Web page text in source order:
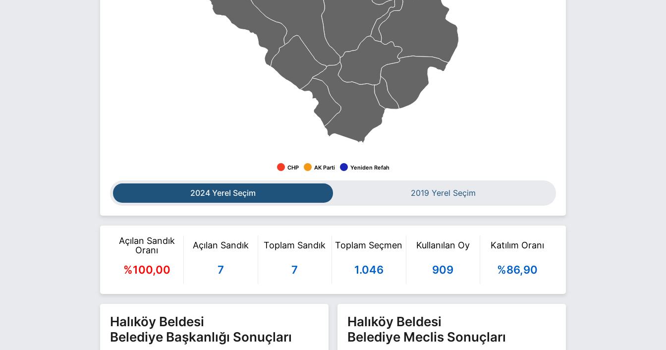
CHP AK Parti Yeniden Refah
2024 Yerel Seçim 2019 Yerel Seçim
Açılan Sandık
Oranı
%100,00
Açılan Sandık
7
Toplam Sandık
7
Toplam Seçmen
1.046
Kullanılan Oy
909
Katılım Oranı
%86,90
Halıköy Beldesi
Belediye Başkanlığı Sonuçları
Halıköy Beldesi
Belediye Meclis Sonuçları